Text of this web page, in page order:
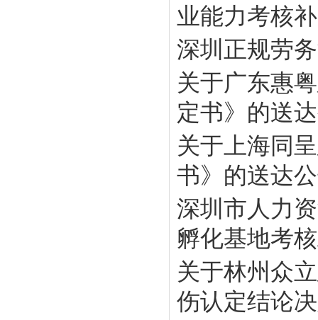
业能力考核
深圳正规劳
关于广东惠
定书》的送
关于上海同
书》的送达
深圳市人力
孵化基地考
关于林州众
伤认定结论